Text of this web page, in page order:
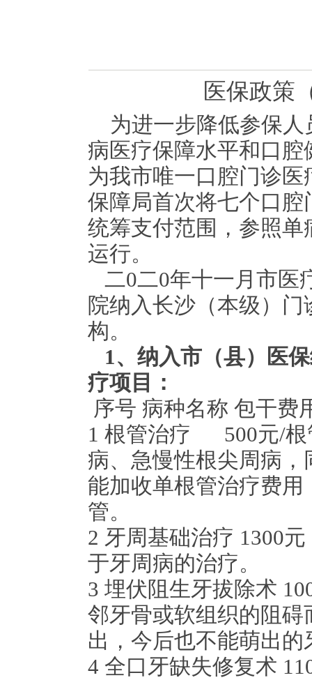
医保政策
为进一步降低参保
病医疗保障水平和口
为我市唯一口腔门诊
保障局首次将七个口
统筹支付范围，参照
运行。
二0二0年十一月市医
院纳入长沙（本级）
构。
1、纳入市（县）医
疗项目：
序号 病种名称 包干费
1根管治疗 500元/根
病、急慢性根尖周病
能加收单根管治疗费用
管。
2 牙周基础治疗 1300元
于牙周病的治疗。
3埋伏阻生牙拔除术
邻牙骨或软组织的阻
出，今后也不能萌出的
4全口牙缺失修复术